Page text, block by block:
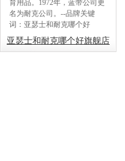
育用品。1972年，蓝带公司更
名为耐克公司。--品牌关键
词：亚瑟士和耐克哪个好
亚瑟士和耐克哪个好旗舰店